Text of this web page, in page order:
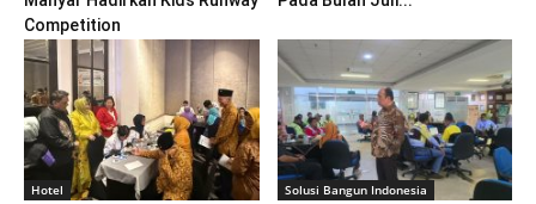
Competition
Hotel Solusi Bangun Indonesia